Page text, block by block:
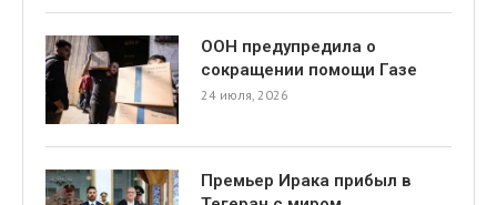
ООН предупредила о
сокращении помощи Газе
24 июля, 2026
Премьер Ирака прибыл в